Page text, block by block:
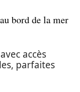
bord de la mer
accès
parfaites